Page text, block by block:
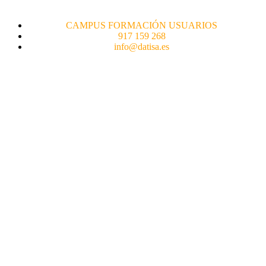
CAMPUS FORMACIÓN USUARIOS
917 159 268
info@datisa.es